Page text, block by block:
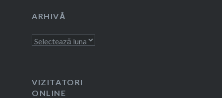
ARHIVĂ
Arhivă
VIZITATORI
ONLINE